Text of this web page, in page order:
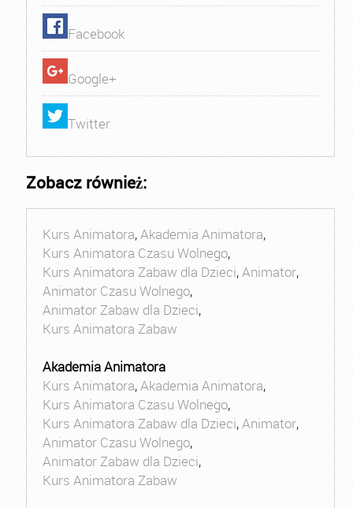
Facebook
Google+
Twitter
Zobacz również:
Kurs Animatora,Akademia Animatora,
Kurs Animatora Czasu Wolnego,
Kurs Animatora Zabaw dla Dzieci,Animator,
Animator Czasu Wolnego,
Animator Zabaw dla Dzieci,
Kurs Animatora Zabaw
Akademia Animatora
Kurs Animatora,Akademia Animatora,
Kurs Animatora Czasu Wolnego,
Kurs Animatora Zabaw dla Dzieci,Animator,
Animator Czasu Wolnego,
Animator Zabaw dla Dzieci,
Kurs Animatora Zabaw